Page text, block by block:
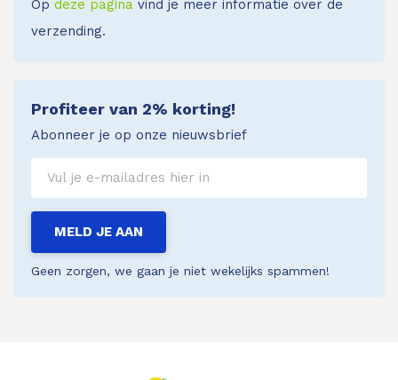
Op deze pagina vind je meer informatie over de
verzending.
Profiteer van 2% korting!
Abonneer je op onze nieuwsbrief
Geen zorgen, we gaan je niet wekelijks spammen!
MELD JE AAN